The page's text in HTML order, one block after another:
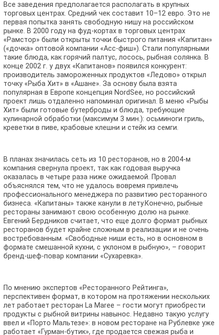
Все заведения предполагается располагать в крупных
торговых центрах. Средний чек составит 10–12 евро. Это не
первая попытка занять свободную нишу на российском
рынке. В 2000 году на фуд-кортах в торговых центрах
«Рамстор» были открыты точки быстрого питания «Капитан»
(«дочка» оптовой компании «Асс-фиш»). Стали популярными
такие блюда, как горячий палтус, лосось, рыбная солянка. В
конце 2002 г. у двух «Капитанов» появился конкурент:
производитель замороженных продуктов «Ледово» открыл
точку «Рыба Хит» в «Ашане». За основу была взята
популярная в Европе концепция NordSee, но российский
проект лишь отдаленно напоминал оригинал. В меню «Рыбы
Хит» были готовые бутерброды и блюда, требующие
кулинарной обработки (максимум 3 мин.): осьминоги гриль,
креветки в пиве, крабовые клешни и стейк из семги.
В планах значилась сеть из 10 ресторанов, но в 2004-м
компания свернула проект, так как годовая выручка
оказалась в четыре раза ниже ожидаемой. Провал
объяснялся тем, что не удалось вовремя привлечь
профессионального менеджера по развитию ресторанного
бизнеса. «Капитаны» также канули в лету.Конечно, рыбные
рестораны занимают свою особенную долю на рынке.
Евгений Бердников считает, что еще долго формат рыбных
ресторанов будет крайне сложным в реализации и не очень
востребованным. «Свободные ниши есть, но в основном в
формате смешанной кухни, с уклоном в рыбную», – говорит
бренд-шеф-повар компании «Сухаревка».
По мнению экспертов «Ресторанного Рейтинга»,
перспективен формат, в котором на протяжении нескольких
лет работает ресторан La Maree – гости могут приобрести
продукты с рыбной витрины навынос. Недавно такую услугу
ввел и «Порто Мальтезе»: в новом ресторане на Рублевке уже
работает «Гурман-бутик», где продается свежая рыба и